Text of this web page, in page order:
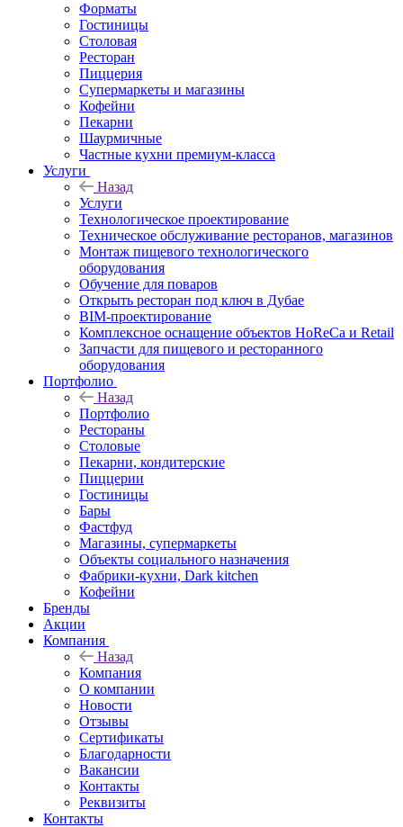
Форматы
Гостиницы
Столовая
Ресторан
Пиццерия
Супермаркеты и магазины
Кофейни
Пекарни
Шаурмичные
Частные кухни премиум-класса
Услуги
Назад
Услуги
Технологическое проектирование
Техническое обслуживание ресторанов, магазинов
Монтаж пищевого технологического
оборудования
Обучение для поваров
Открыть ресторан под ключ в Дубае
BIM-проектирование
Комплексное оснащение объектов HoReCa и Retail
Запчасти для пищевого и ресторанного
оборудования
Портфолио
Назад
Портфолио
Рестораны
Столовые
Пекарни, кондитерские
Пиццерии
Гостиницы
Бары
Фастфуд
Магазины, супермаркеты
Объекты социального назначения
Фабрики-кухни, Dark kitchen
Кофейни
Бренды
Акции
Компания
Назад
Компания
О компании
Новости
Отзывы
Сертификаты
Благодарности
Вакансии
Контакты
Реквизиты
Контакты